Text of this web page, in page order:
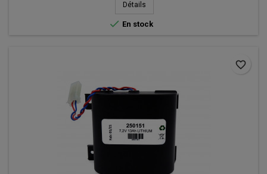
Détails
 En stock
favorite_border